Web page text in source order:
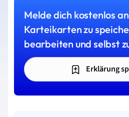
Melde dich kostenlos
Karteikarten zu
bearbeiten und selbst
Erklärung